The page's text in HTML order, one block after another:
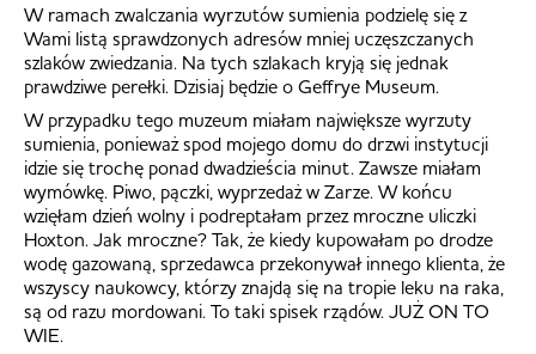
W ramach zwalczania wyrzutów sumienia podzielę się z
Wami listą sprawdzonych adresów mniej uczęszczanych
szlaków zwiedzania. Na tych szlakach kryją się jednak
prawdziwe perełki. Dzisiaj będzie o Geffrye Museum.
W przypadku tego muzeum miałam największe wyrzuty
sumienia, ponieważ spod mojego domu do drzwi instytucji
idzie się trochę ponad dwadzieścia minut. Zawsze miałam
wymówkę. Piwo, pączki, wyprzedaż w Zarze. W końcu
wzięłam dzień wolny i podreptałam przez mroczne uliczki
Hoxton. Jak mroczne? Tak, że kiedy kupowałam po drodze
wodę gazowaną, sprzedawca przekonywał innego klienta, że
wszyscy naukowcy, którzy znajdą się na tropie leku na raka,
są od razu mordowani. To taki spisek rządów. JUŻ ON TO
WIE.